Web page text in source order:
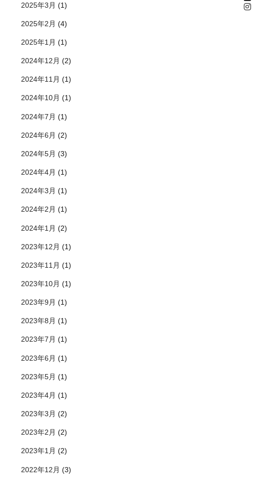
2025年3月 (1)
2025年2月 (4)
2025年1月 (1)
2024年12月 (2)
2024年11月 (1)
2024年10月 (1)
2024年7月 (1)
2024年6月 (2)
2024年5月 (3)
2024年4月 (1)
2024年3月 (1)
2024年2月 (1)
2024年1月 (2)
2023年12月 (1)
2023年11月 (1)
2023年10月 (1)
2023年9月 (1)
2023年8月 (1)
2023年7月 (1)
2023年6月 (1)
2023年5月 (1)
2023年4月 (1)
2023年3月 (2)
2023年2月 (2)
2023年1月 (2)
2022年12月 (3)